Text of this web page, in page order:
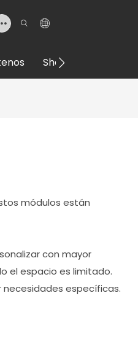
Showroom VR
módulos están
con mayor
el espacio es limitado.
específicas.